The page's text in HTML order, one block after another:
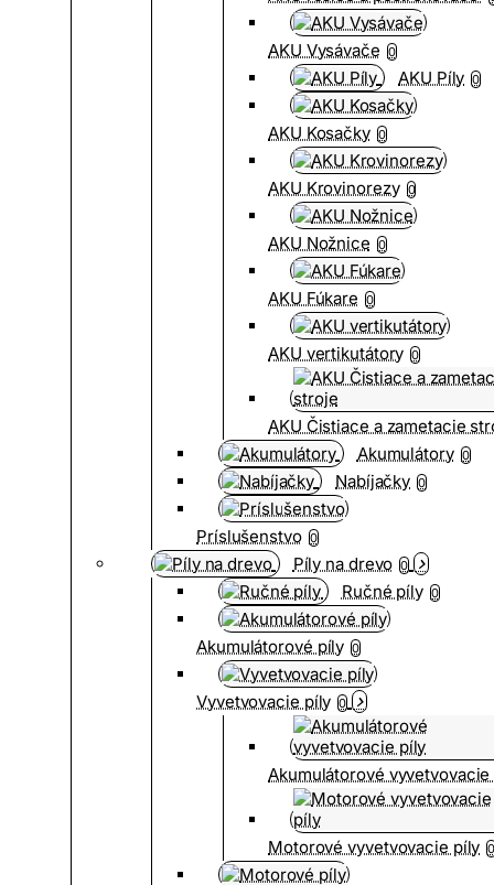
AKU Vysávače 0
AKU Píly 0
AKU Kosačky 0
AKU Krovinorezy 0
AKU Nožnice 0
AKU Fúkare 0
AKU vertikutátory 0
AKU Čistiace a zametacie
Akumulátory 0
Nabíjačky 0
Príslušenstvo 0
Píly na drevo 0
Ručné píly 0
Akumulátorové píly 0
Vyvetvovacie píly 0
Akumulátorové
Motorové vyvetvovacie píly